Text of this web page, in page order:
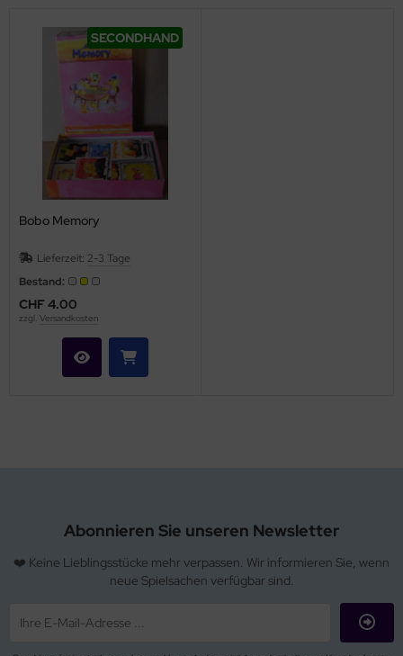
SECONDHAND
Bobo Memory
Lieferzeit: 2-3 Tage
Bestand:
CHF 4.00
zzgl. Versandkosten
Abonnieren Sie unseren Newsletter
❤️ Keine Lieblingsstücke mehr verpassen. Wir informieren Sie, wenn
neue Spielsachen verfügbar sind.